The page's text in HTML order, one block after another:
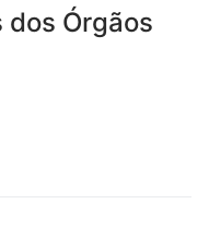
dos Órgãos